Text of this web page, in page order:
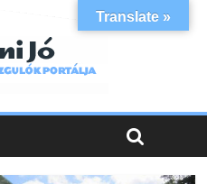
Translate »